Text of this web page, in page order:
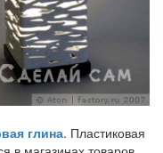
глина. Пластиковая